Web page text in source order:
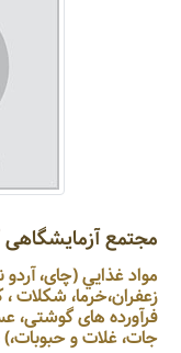
مجتمع آزمایشگاهی
مواد غذايي (چای،
زعفران،خرما، شکلات
فرآورده های گوشتی،
جات، غلات و